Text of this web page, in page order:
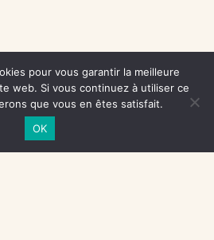
pour vous garantir la meilleure
web. Si vous continuez à utiliser ce
que vous en êtes satisfait.
OK